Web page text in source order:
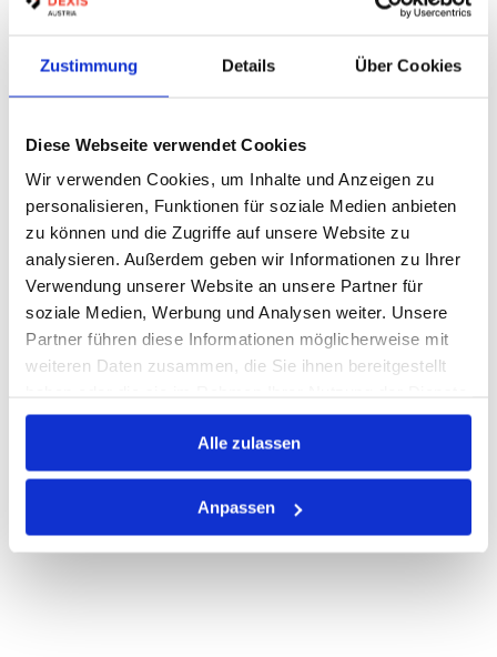
Zustimmung Details Über Cookies
Diese Webseite verwendet Cookies
Wir verwenden Cookies, um Inhalte und Anzeigen zu
personalisieren, Funktionen für soziale Medien anbieten
zu können und die Zugriffe auf unsere Website zu
analysieren. Außerdem geben wir Informationen zu Ihrer
Verwendung unserer Website an unsere Partner für
soziale Medien, Werbung und Analysen weiter. Unsere
Partner führen diese Informationen möglicherweise mit
weiteren Daten zusammen, die Sie ihnen bereitgestellt
gesammelt haben.
Alle zulassen
Anpassen
Schnurstärke:
STK
Auf Lager
Lager anzeigen
Print
PRODUKTBESCHREIBUNG